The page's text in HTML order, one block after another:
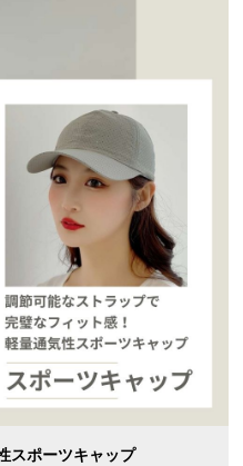
スポーツキャップ